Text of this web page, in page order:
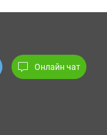
Онлайн чат